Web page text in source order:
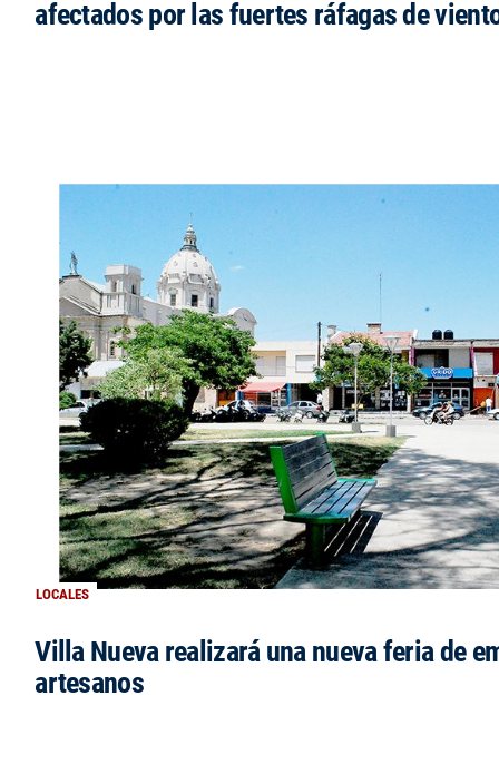
afectados por las fuertes ráfagas de
LOCALES
Villa Nueva realizará una nueva feria de
artesanos